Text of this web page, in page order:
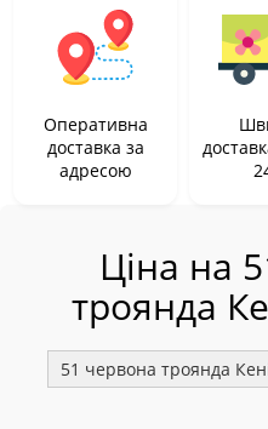
Оперативна
доставка за
адресою
Ціна на
троянда
51 червона троянда